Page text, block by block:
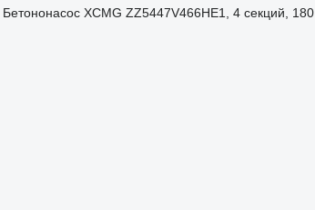
Бетононасос XCMG ZZ5447V466HE1, 4 секций,